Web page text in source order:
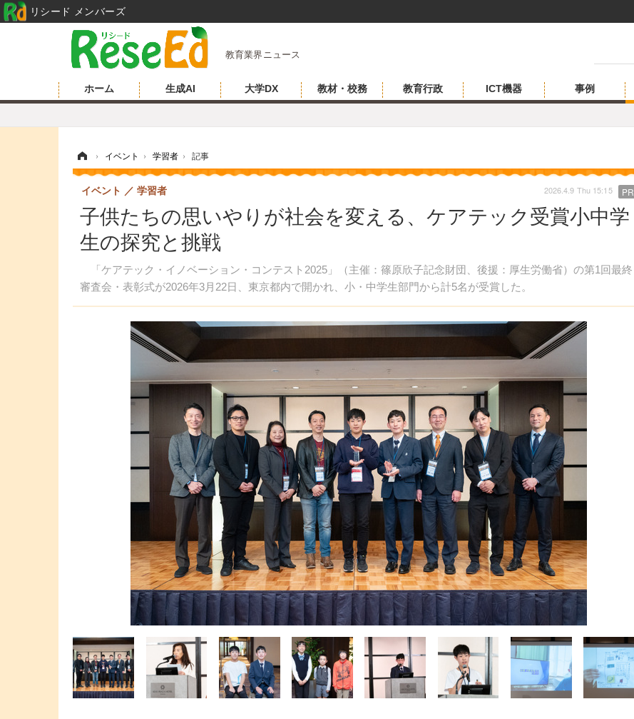
教育業界ニュース
ホーム 生成AI 大学DX 教材・校務 教育行政 ICT機器 事例
› イベント › 学習者 › 記事
子供たちの思いやりが社会を変える、ケアテック受賞小中学
生の探究と挑戦
「ケアテック・イノベーション・コンテスト2025」（主催：篠原欣子記念財団、後援：厚生労働省）の第1回最終
審査会・表彰式が2026年3月22日、東京都内で開かれ、小・中学生部門から計5名が受賞した。
イベント 学習者 2026.4.9 Thu 15:15 PR
リシード メンバーズ